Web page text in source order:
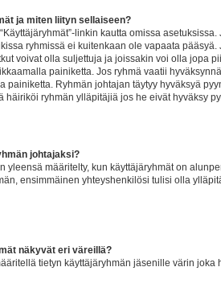
ja miten liityn sellaiseen?
linkin kautta omissa
ryhmissä ei kuitenkaan ole vapaata
voivat olla suljettuja ja joissakin voi olla jopa
painiketta. Jos ryhmä vaatii
painiketta. Ryhmän johtajan täytyy hyväksyä
häiriköi ryhmän ylläpitäjiä jos he eivät hyväksy
johtajaksi?
yleensä määritelty, kun käyttäjäryhmät on
ensimmäinen yhteyshenkilösi tulisi olla
näkyvät eri väreillä?
tietyn käyttäjäryhmän jäsenille värin joka